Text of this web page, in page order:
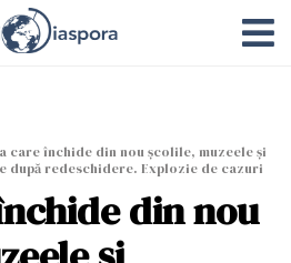
care închide din nou şcolile, muzeele şi
redeschidere. Explozie de cazuri
din nou